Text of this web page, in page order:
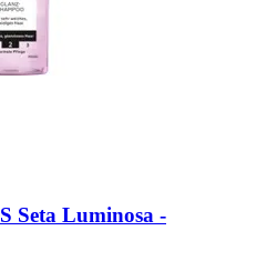
Seta Luminosa -​